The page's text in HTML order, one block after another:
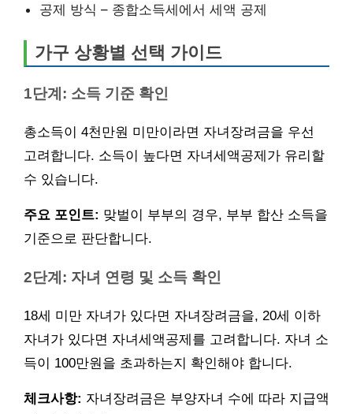
공제 방식 – 종합소득세에서 세액 공제
가구 상황별 선택 가이드
1단계: 소득 기준 확인
총소득이 4천만원 미만이라면 자녀장려금을 우선
고려합니다. 소득이 높다면 자녀세액공제가 유리할
수 있습니다.
주요 포인트: 맞벌이 부부의 경우, 부부 합산 소득을
기준으로 판단합니다.
2단계: 자녀 연령 및 소득 확인
18세 미만 자녀가 있다면 자녀장려금을, 20세 이하
자녀가 있다면 자녀세액공제를 고려합니다. 자녀 소
득이 100만원을 초과하는지 확인해야 합니다.
체크사항: 자녀장려금은 부양자녀 수에 따라 지급액